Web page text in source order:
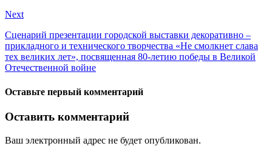
Next
Сценарий презентации городской выставки декоративно –
прикладного и технического творчества «Не смолкнет слава
тех великих лет», посвященная 80-летию победы в Великой
Отечественной войне
Оставьте первый комментарий
Оставить комментарий
Ваш электронный адрес не будет опубликован.